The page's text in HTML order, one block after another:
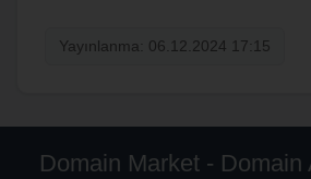
Yayınlanma: 06.12.2024 17:15
Domain Market - Domain